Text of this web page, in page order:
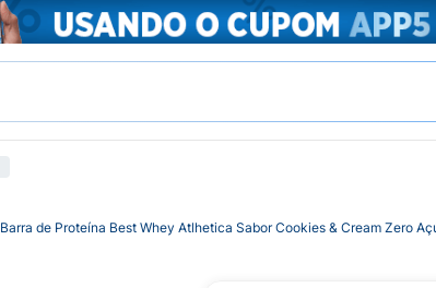
Barra de Proteína Best Whey Atlhetica Sabor Cookies & Cream Zero